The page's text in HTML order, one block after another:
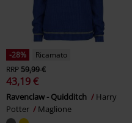
-28%
Ricamato
RRP59,99 €
43,19 €
Ravenclaw - Quidditch
Harry
Potter
Maglione